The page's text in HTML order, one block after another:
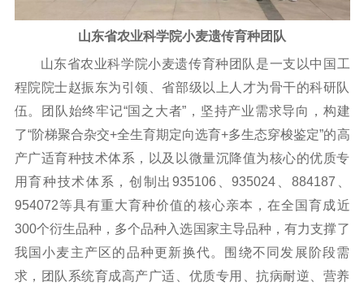
山东省农业科学院小麦遗传育种团队
山东省农业科学院小麦遗传育种团队是一支以中国工
程院院士赵振东为引领、省部级以上人才为骨干的科研队
伍。团队始终牢记“国之大者”，坚持产业需求导向，构建
了“阶梯聚合杂交+全生育期定向选育+多生态穿梭鉴定”的高
产广适育种技术体系，以及以微量沉降值为核心的优质专
用育种技术体系，创制出935106、935024、884187、
954072等具有重大育种价值的核心亲本，在全国育成近
300个衍生品种，多个品种入选国家主导品种，有力支撑了
我国小麦主产区的品种更新换代。围绕不同发展阶段需
求，团队系统育成高产广适、优质专用、抗病耐逆、营养